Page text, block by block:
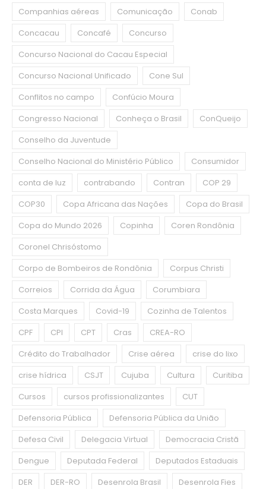
Companhias aéreas
Comunicação
Conab
Concacau
Concafé
Concurso
Concurso Nacional do Cacau Especial
Concurso Nacional Unificado
Cone Sul
Conflitos no campo
Confúcio Moura
Congresso Nacional
Conheça o Brasil
ConQueijo
Conselho da Juventude
Conselho Nacional do Ministério Público
Consumidor
conta de luz
contrabando Contran
COP 29
COP30
Copa Africana das Nações
Copa do Brasil
Copa do Mundo 2026
Copinha
Coren Rondônia
Coronel Chrisóstomo
Corpo de Bombeiros de Rondônia
Corpus Christi
Correios
Corrida da Água
Corumbiara
Costa Marques
Covid-19
Cozinha de Talentos
CPF
CPI CPT Cras
CREA-RO
Crédito do Trabalhador
Crise aérea
crise do lixo
crise hídrica
CSJT Cujuba Cultura
Curitiba
Cursos
cursos profissionalizantes
CUT
Defensoria Pública
Defensoria Pública da União
Defesa Civil
Delegacia Virtual
Democracia Cristã
Dengue
Deputada Federal
Deputados Estaduais
DER
DER-RO Desenrola Brasil
Desenrola Fies